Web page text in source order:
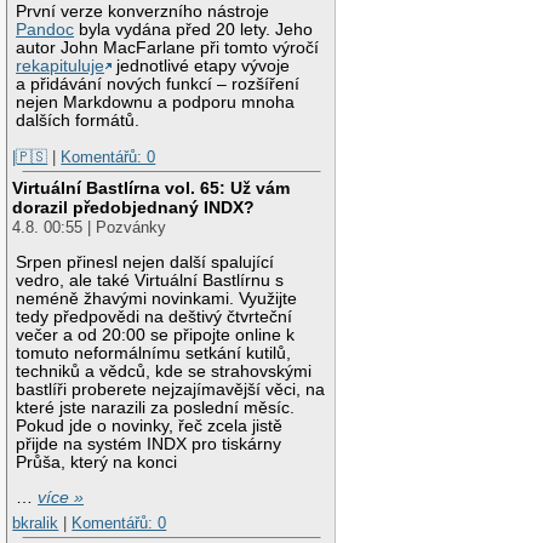
První verze konverzního nástroje
Pandoc byla vydána před 20 lety. Jeho
autor John MacFarlane při tomto výročí
rekapituluje
jednotlivé etapy vývoje
a přidávání nových funkcí – rozšíření
nejen Markdownu a podporu mnoha
dalších formátů.
|🇵🇸 | Komentářů: 0
Virtuální Bastlírna vol. 65: Už vám
dorazil předobjednaný INDX?
4.8. 00:55 | Pozvánky
Srpen přinesl nejen další spalující
vedro, ale také Virtuální Bastlírnu s
neméně žhavými novinkami. Využijte
tedy předpovědi na deštivý čtvrteční
večer a od 20:00 se připojte online k
tomuto neformálnímu setkání kutilů,
techniků a vědců, kde se strahovskými
bastlíři proberete nejzajímavější věci, na
které jste narazili za poslední měsíc.
Pokud jde o novinky, řeč zcela jistě
přijde na systém INDX pro tiskárny
Průša, který na konci
…více »
bkralik
Komentářů: 0